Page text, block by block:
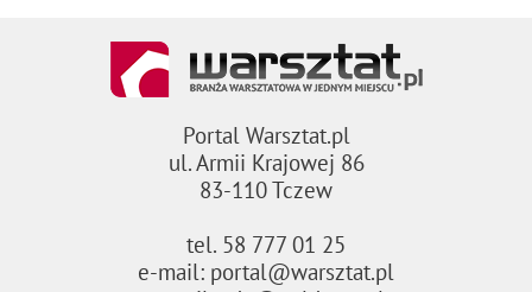
Portal Warsztat.pl
ul. Armii Krajowej 86
83-110 Tczew
tel. 58 777 01 25
e-mail: portal@warsztat.pl